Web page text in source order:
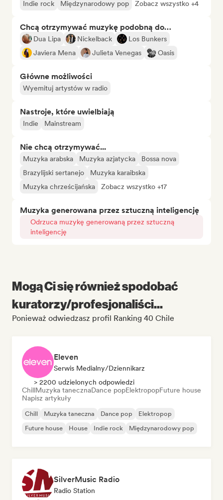
Indie rock
Międzynarodowy pop Zobacz wszystko +4
Chcą otrzymywać muzykę podobną do…
Dua Lipa Nickelback
Los Bunkers
Javiera Mena
Julieta Venegas Oasis
Główne możliwości
Wyemituj artystów w radio
Nastroje, które uwielbiają
Indie Mainstream
Nie chcą otrzymywać...
Muzyka arabska Muzyka azjatycka
Bossa nova
Brazylijski sertanejo
Muzyka karaibska
Muzyka chrześcijańska
Zobacz wszystko +17
Muzyka generowana przez sztuczną inteligencję
Odrzuca muzykę generowaną przez sztuczną
inteligencję
Mogą Ci się również spodobać
kuratorzy/profesjonaliści...
Ponieważ odwiedzasz profil Ranking 40 Chile
Eleven
Serwis Medialny/Dziennikarz
> 2200 udzielonych odpowiedzi
ChillMuzyka tanecznaDance popElektropopFuture house
Napisz artykuły
Chill Muzyka taneczna Dance pop
Elektropop
Future house
House Indie rock Międzynarodowy pop
SilverMusic Radio
Radio Station